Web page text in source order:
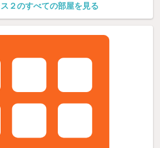
２のすべての部屋を見る